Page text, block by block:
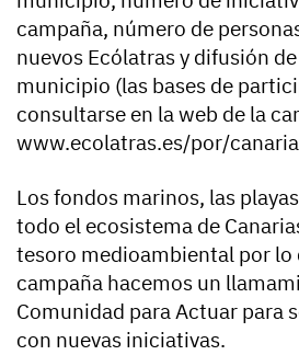
campaña, número de
nuevos Ecólatras y difusión
municipio (las bases de
consultarse en la web de la
www.ecolatras.es/por/
Los fondos marinos, las
todo el ecosistema de
tesoro medioambiental por lo
campaña hacemos un
Comunidad para Actuar para
con nuevas iniciativas.